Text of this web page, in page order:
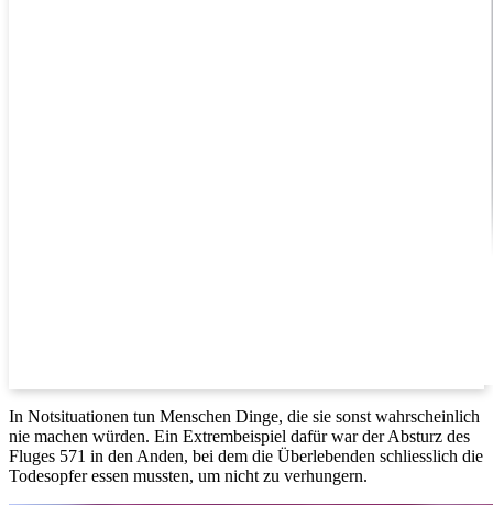
In Notsituationen tun Menschen Dinge, die sie sonst wahrscheinlich
nie machen würden. Ein Extrembeispiel dafür war der Absturz des
Fluges 571 in den Anden, bei dem die Überlebenden schliesslich die
Todesopfer essen mussten, um nicht zu verhungern.